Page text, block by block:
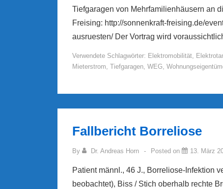
Tiefgaragen von Mehrfamilienhäusern an
Freising: http://sonnenkraft-freising.de/
ausruesten/ Der Vortrag wird
Verwendete Schlagwörter: Elektromobilität,
Mieterstrom, Tiefgaragen, WEG,
Fallbericht Borreliose
By Dr. Andreas Horn Posted on 13. März
Patient männl., 46 J., Borreliose-Infektion
beobachtet), Biss / Stich oberhalb rechte